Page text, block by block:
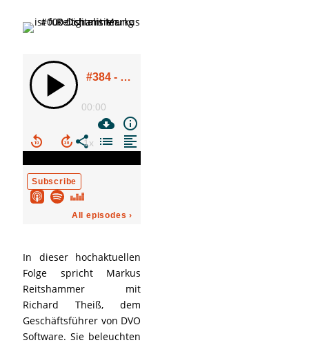
In dieser hochaktuellen
Folge spricht Markus
Reitshammer mit
Richard Theiß, dem
Geschäftsführer von DVO
Software. Sie beleuchten